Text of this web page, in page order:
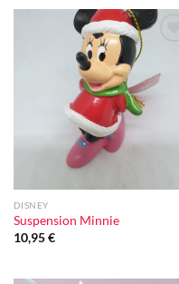
d'envie
DISNEY
Suspension Minnie
10,95€